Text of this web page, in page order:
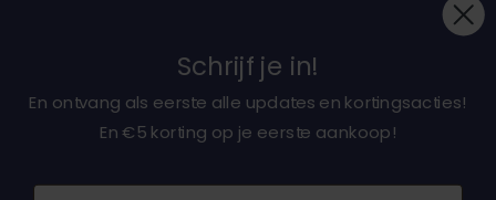
Over ons
Schrijf je in!
En ontvang als eerste alle updates en kortingsacties!
En €5 korting op je eerste aankoop!